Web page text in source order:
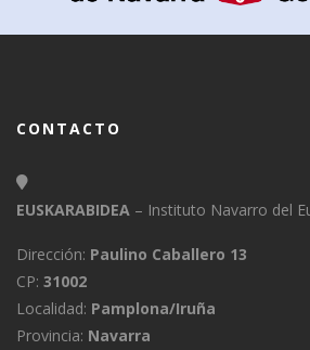
CONTACTO
EUSKARABIDEA – Instituto Navarro del
Dirección: Paulino Caballero 13
CP: 31002
Localidad: Pamplona/Iruña
Provincia: Navarra